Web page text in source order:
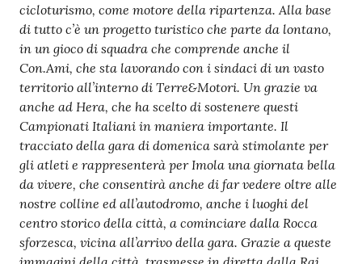
cicloturismo, come motore della ripartenza. Alla base
di tutto c’è un progetto turistico che parte da lontano,
in un gioco di squadra che comprende anche il
Con.Ami, che sta lavorando con i sindaci di un vasto
territorio all’interno di Terre&Motori. Un grazie va
anche ad Hera, che ha scelto di sostenere questi
Campionati Italiani in maniera importante. Il
tracciato della gara di domenica sarà stimolante per
gli atleti e rappresenterà per Imola una giornata bella
da vivere, che consentirà anche di far vedere oltre alle
nostre colline ed all’autodromo, anche i luoghi del
centro storico della città, a cominciare dalla Rocca
sforzesca, vicina all’arrivo della gara. Grazie a queste